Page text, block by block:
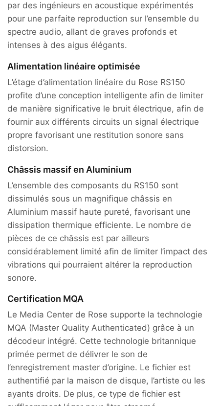
par des ingénieurs en acoustique expérimentés
pour une parfaite reproduction sur l’ensemble du
spectre audio, allant de graves profonds et
intenses à des aigus élégants.
Alimentation linéaire optimisée
L’étage d’alimentation linéaire du Rose RS150
profite d’une conception intelligente afin de limiter
de manière significative le bruit électrique, afin de
fournir aux différents circuits un signal électrique
propre favorisant une restitution sonore sans
distorsion.
Châssis massif en Aluminium
L’ensemble des composants du RS150 sont
dissimulés sous un magnifique châssis en
Aluminium massif haute pureté, favorisant une
dissipation thermique efficiente. Le nombre de
pièces de ce châssis est par ailleurs
considérablement limité afin de limiter l’impact des
vibrations qui pourraient altérer la reproduction
sonore.
Certification MQA
Le Media Center de Rose supporte la technologie
MQA (Master Quality Authenticated) grâce à un
décodeur intégré. Cette technologie britannique
primée permet de délivrer le son de
l’enregistrement master d’origine. Le fichier est
authentifié par la maison de disque, l’artiste ou les
ayants droits. De plus, ce type de fichier est